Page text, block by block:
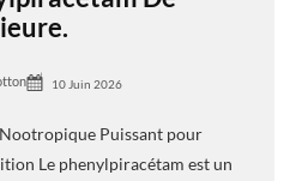
10 Juin 2026
Puissant pour
Le phenylpiracétam est un